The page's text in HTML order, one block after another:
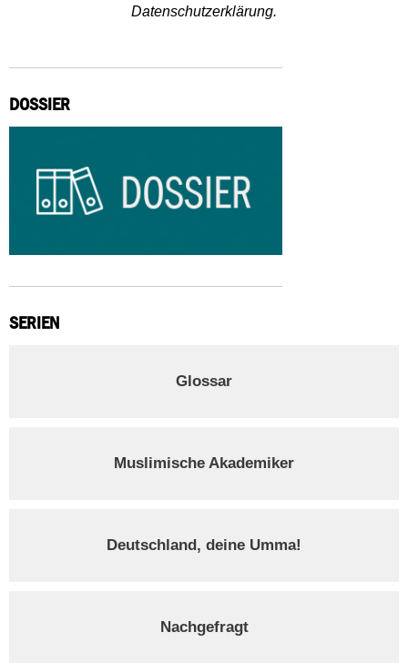
Datenschutzerklärung.
DOSSIER
SERIEN
Glossar
Muslimische Akademiker
Deutschland, deine Umma!
Nachgefragt